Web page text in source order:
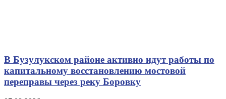
В Бузулукском районе активно идут работы по
капитальному восстановлению мостовой
переправы через реку Боровку